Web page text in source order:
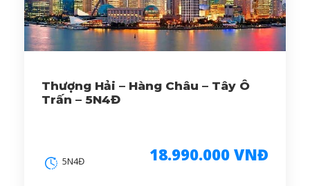
Thượng Hải – Hàng Châu – Tây Ô
Trấn – 5N4Đ
18.990.000 VNĐ
5N4Đ